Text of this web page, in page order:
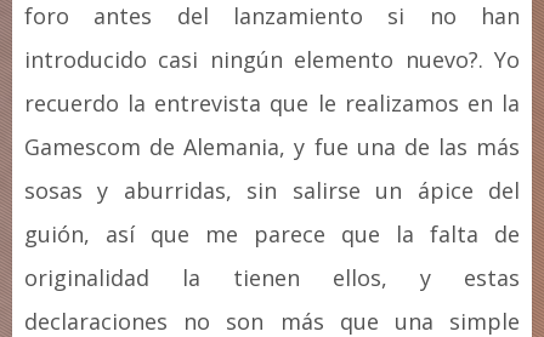
foro antes del lanzamiento si no han
introducido casi ningún elemento nuevo?. Yo
recuerdo la entrevista que le realizamos en la
Gamescom de Alemania, y fue una de las más
sosas y aburridas, sin salirse un ápice del
guión, así que me parece que la falta de
originalidad la tienen ellos, y estas
declaraciones no son más que una simple